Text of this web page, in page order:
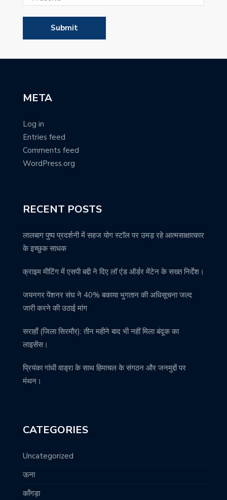
META
Log in
Entries feed
Comments feed
WordPress.org
RECENT POSTS
लालबाग पुष्प प्रदर्शनी में सहज योग स्टॉल पर उमड़ रहे आत्मसाक्षात्कार
के इच्छुक साधक
क्राइम मीटिंग में एसपी बद्दी ने दिए लॉ एंड ऑर्डर मेंटेन के सख्त निर्देश।
जयनगर पेंशनर संघ ने 40% बकाया भुगतान की अधिसूचना जल्द
जारी करने की उठाई मांग
सराहाँ (जिला सिरमौर): तीन महीने बाद भी नहीं मिला बंदूक का
लाइसेंस।
प्रियंका गांधी वाड्रा के साथ हिमाचल के संगठन और जनमुद्दों पर
मंथन।
CATEGORIES
Uncategorized
ऊना
काँगड़ा